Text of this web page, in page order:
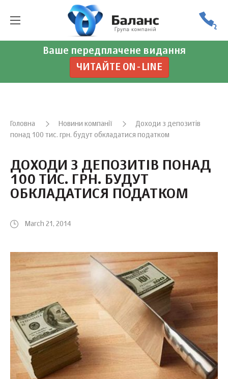
Ваше передплачене видання
ЧИТАЙТЕ ON-LINE
Головна Новини компанії
Доходи з депозитів
понад 100 тис. грн. будут обкладатися податком
ДОХОДИ З ДЕПОЗИТІВ ПОНАД
100 ТИС. ГРН. БУДУТ
ОБКЛАДАТИСЯ ПОДАТКОМ
March 21, 2014